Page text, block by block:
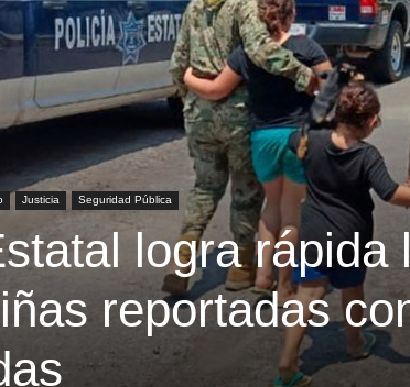
Justicia Seguridad Pública
logra rápida
reportadas